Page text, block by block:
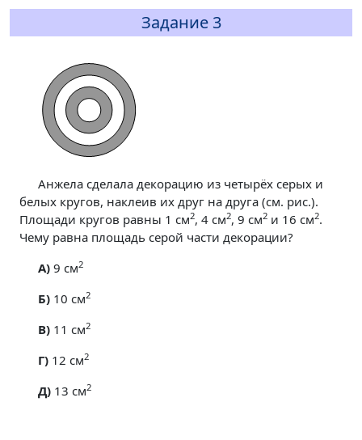
Задание 3
Анжела сделала декорацию из четырёх серых и
белых кругов, наклеив их друг на друга (см. рис.).
Площади кругов равны 1 см2, 4 см2, 9 см2 и 16 см2.
Чему равна площадь серой части декорации?
A)9 см2
Б)10 см2
В)11 см2
Г)12 см2
Д)13 см2